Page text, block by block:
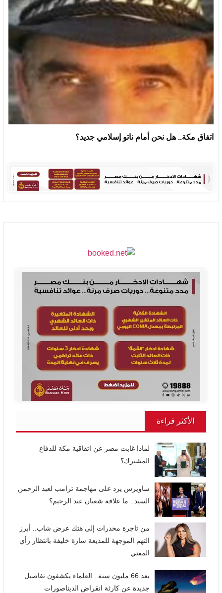
اتفاق مكة.. هل نحن أمام ناتو إسلامي جديد؟
الأكثر قراءة
لماذا غابت مصر عن اتفاقية مكة للدفاع
المشترك؟
ساويرس يرد على مهاجمة ترامب لعبد الرحمن
السيد.. ما علاقة شعبان عبد الرحيم؟
من تاجرة مخدرات إلى هتك عرض شاب.. أبرز
التهم الموجهة للمذيعة سارة خليفة بانتظار رأي
المفتي
بعد 66 مليون سنة.. العلماء يكشفون تفاصيل
جديدة عن كارثة انقراض الديناصورات